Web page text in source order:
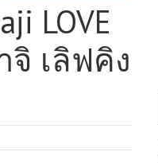
LOVE
จิ เลิฟคิง